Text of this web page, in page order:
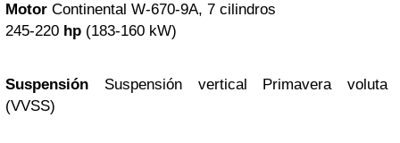
Motor Continental W-670-9A, 7 cilindros
245-220 hp (183-160 kW)
Suspensión
Suspensión vertical Primavera voluta
(VVSS)